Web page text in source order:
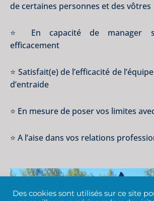
de certaines personnes et des vôtres
⭐ En capacité de manager
efficacement
⭐ Satisfait(e) de l’efficacité de
d’entraide
⭐ En mesure de poser vos limites
⭐ A l’aise dans vos relations
Des cookies sont utilisés sur ce site